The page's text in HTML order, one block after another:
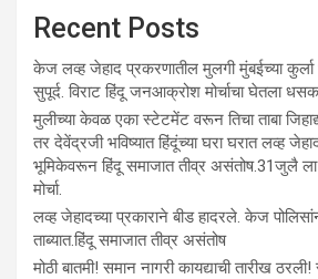
Recent Posts
केज लव्ह जेहाद प्रकरणातील मुलगी मुंबईच्या
सुपूर्द. विराट हिंदू जनआक्रोश मोर्चाचा घेतला
मुलीच्या केवळ एका स्टेटमेंट वरून तिचा ताबा
तर देवेंद्रजी भविष्यात हिंदूंच्या घरा घरात लव्ह
भूमिकेवरून हिंदू समाजात तीव्र असंतोष.31जुलै ला
मोर्चा.
लव्ह जेहादच्या प्रकाराने बीड हादरले. केज
ताब्यात.हिंदू समाजात तीव्र असंतोष
मोठी बातमी! समान नागरी कायद्याची तारीख